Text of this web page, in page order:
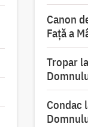
Canon
Față a
Tropar
Condac